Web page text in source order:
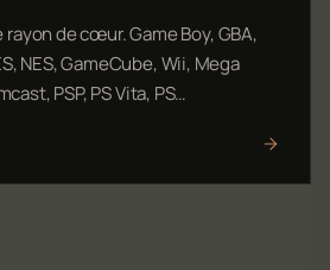
de cœur. Game Boy, GBA,
NES, GameCube, Wii, Mega
PSP, PS Vita, PS…